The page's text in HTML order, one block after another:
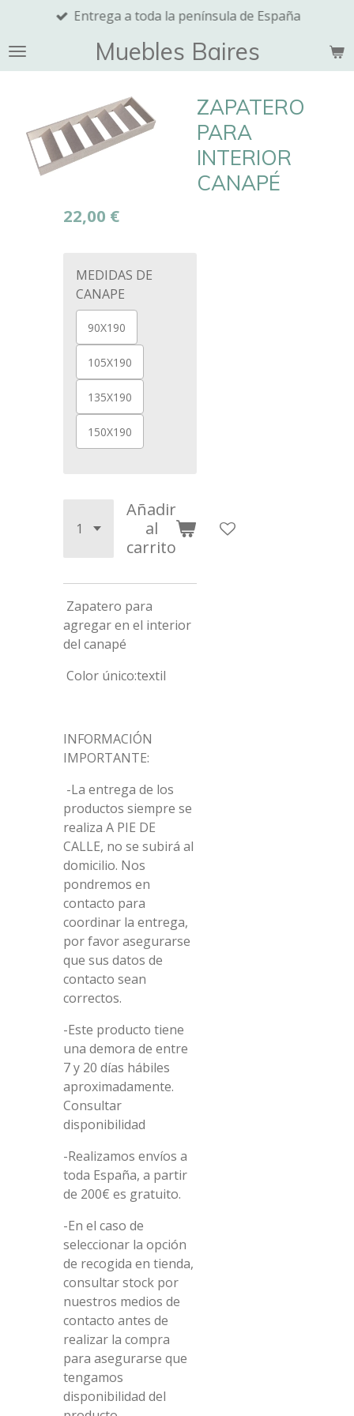
contenido
principal
Muebles Baires
Entrega a toda la península de España
ZAPATERO
PARA
INTERIOR
CANAPÉ
22,00 €
MEDIDAS DE
CANAPE
90X190
105X190
135X190
150X190
Añadir
al
carrito
Zapatero para
agregar en el interior
del canapé
Color único:textil
INFORMACIÓN
IMPORTANTE:
-La entrega de los
productos siempre se
realiza A PIE DE
CALLE, no se subirá al
domicilio. Nos
pondremos en
contacto para
coordinar la entrega,
por favor asegurarse
que sus datos de
contacto sean
correctos.
-Este producto tiene
una demora de entre
7 y 20 días hábiles
aproximadamente.
Consultar
disponibilidad
-Realizamos envíos a
toda España, a partir
de 200€ es gratuito.
-En el caso de
seleccionar la opción
de recogida en tienda,
consultar stock por
nuestros medios de
contacto antes de
realizar la compra
para asegurarse que
tengamos
disponibilidad del